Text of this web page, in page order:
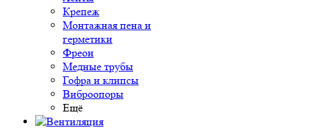
Крепеж
Монтажная пена и
герметики
Фреон
Медные трубы
Гофра и клипсы
Виброопоры
Ещё